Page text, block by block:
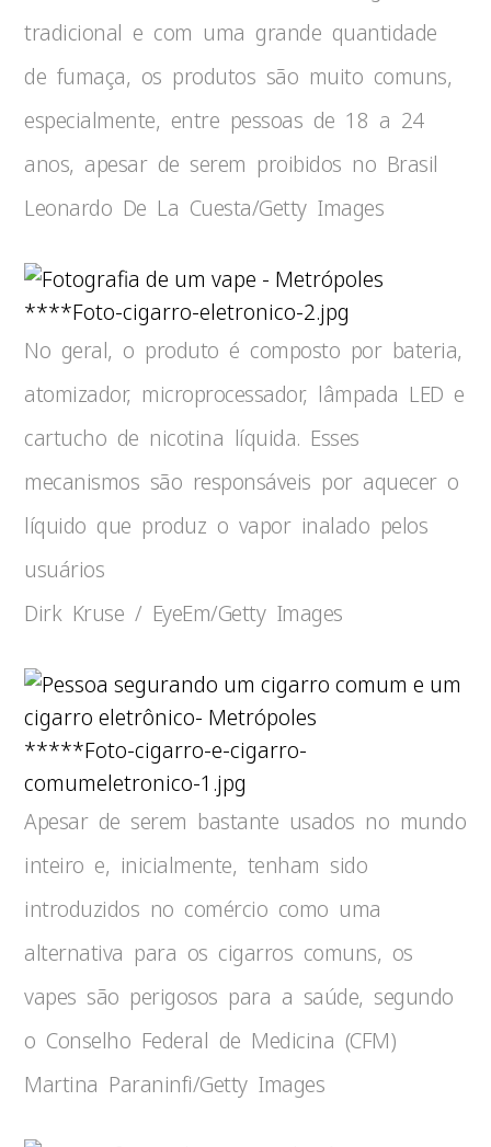
tradicional e com uma grande quantidade
de fumaça, os produtos são muito comuns,
especialmente, entre pessoas de 18 a 24
anos, apesar de serem proibidos no Brasil
Leonardo De La Cuesta/Getty Images
****Foto-cigarro-eletronico-2.jpg
No geral, o produto é composto por bateria,
atomizador, microprocessador, lâmpada LED e
cartucho de nicotina líquida. Esses
mecanismos são responsáveis por aquecer o
líquido que produz o vapor inalado pelos
usuários
Dirk Kruse / EyeEm/Getty Images
*****Foto-cigarro-e-cigarro-
comumeletronico-1.jpg
Apesar de serem bastante usados no mundo
inteiro e, inicialmente, tenham sido
introduzidos no comércio como uma
alternativa para os cigarros comuns, os
vapes são perigosos para a saúde, segundo
o Conselho Federal de Medicina (CFM)
Martina Paraninfi/Getty Images